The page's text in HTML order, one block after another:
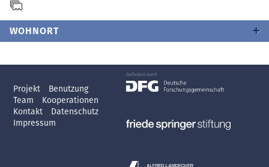
WOHNORT
Projekt
Benutzung
Team
Kooperationen
Kontakt
Datenschutz
Impressum